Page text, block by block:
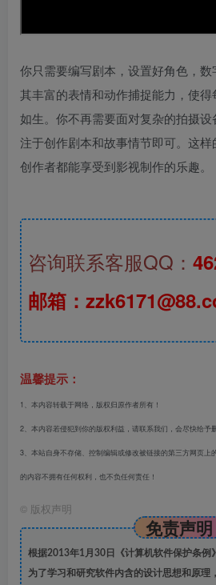
你只需要编写剧本，设置好角色，数
其丰富的表情和动作捕捉能力，使
如生。你不再需要面对复杂的拍摄
注于创作剧本和故事情节即可。这
创作者都能享受到影视制作的乐趣。
咨询联系客服QQ：
邮箱：
温馨提示：
1、本内容转载于网络，版权归原作者所有！
2、本内容若侵犯到你的版权利益，请联系我们，会尽快给予
3、本站自身不存储、控制编辑或修改被链接的第三方网页上
的内容不拥有任何权利，也不负任何责任！
© 版权声明
免责声明
根据2013年1月30日《计算机软件保护条例
为了学习和研究软件内含的设计思想和原理